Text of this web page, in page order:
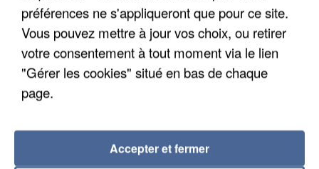
préférences ne s'appliqueront que pour ce site.
Vous pouvez mettre à jour vos choix, ou retirer
votre consentement à tout moment via le lien
"Gérer les cookies" situé en bas de chaque
page.
Accepter et fermer